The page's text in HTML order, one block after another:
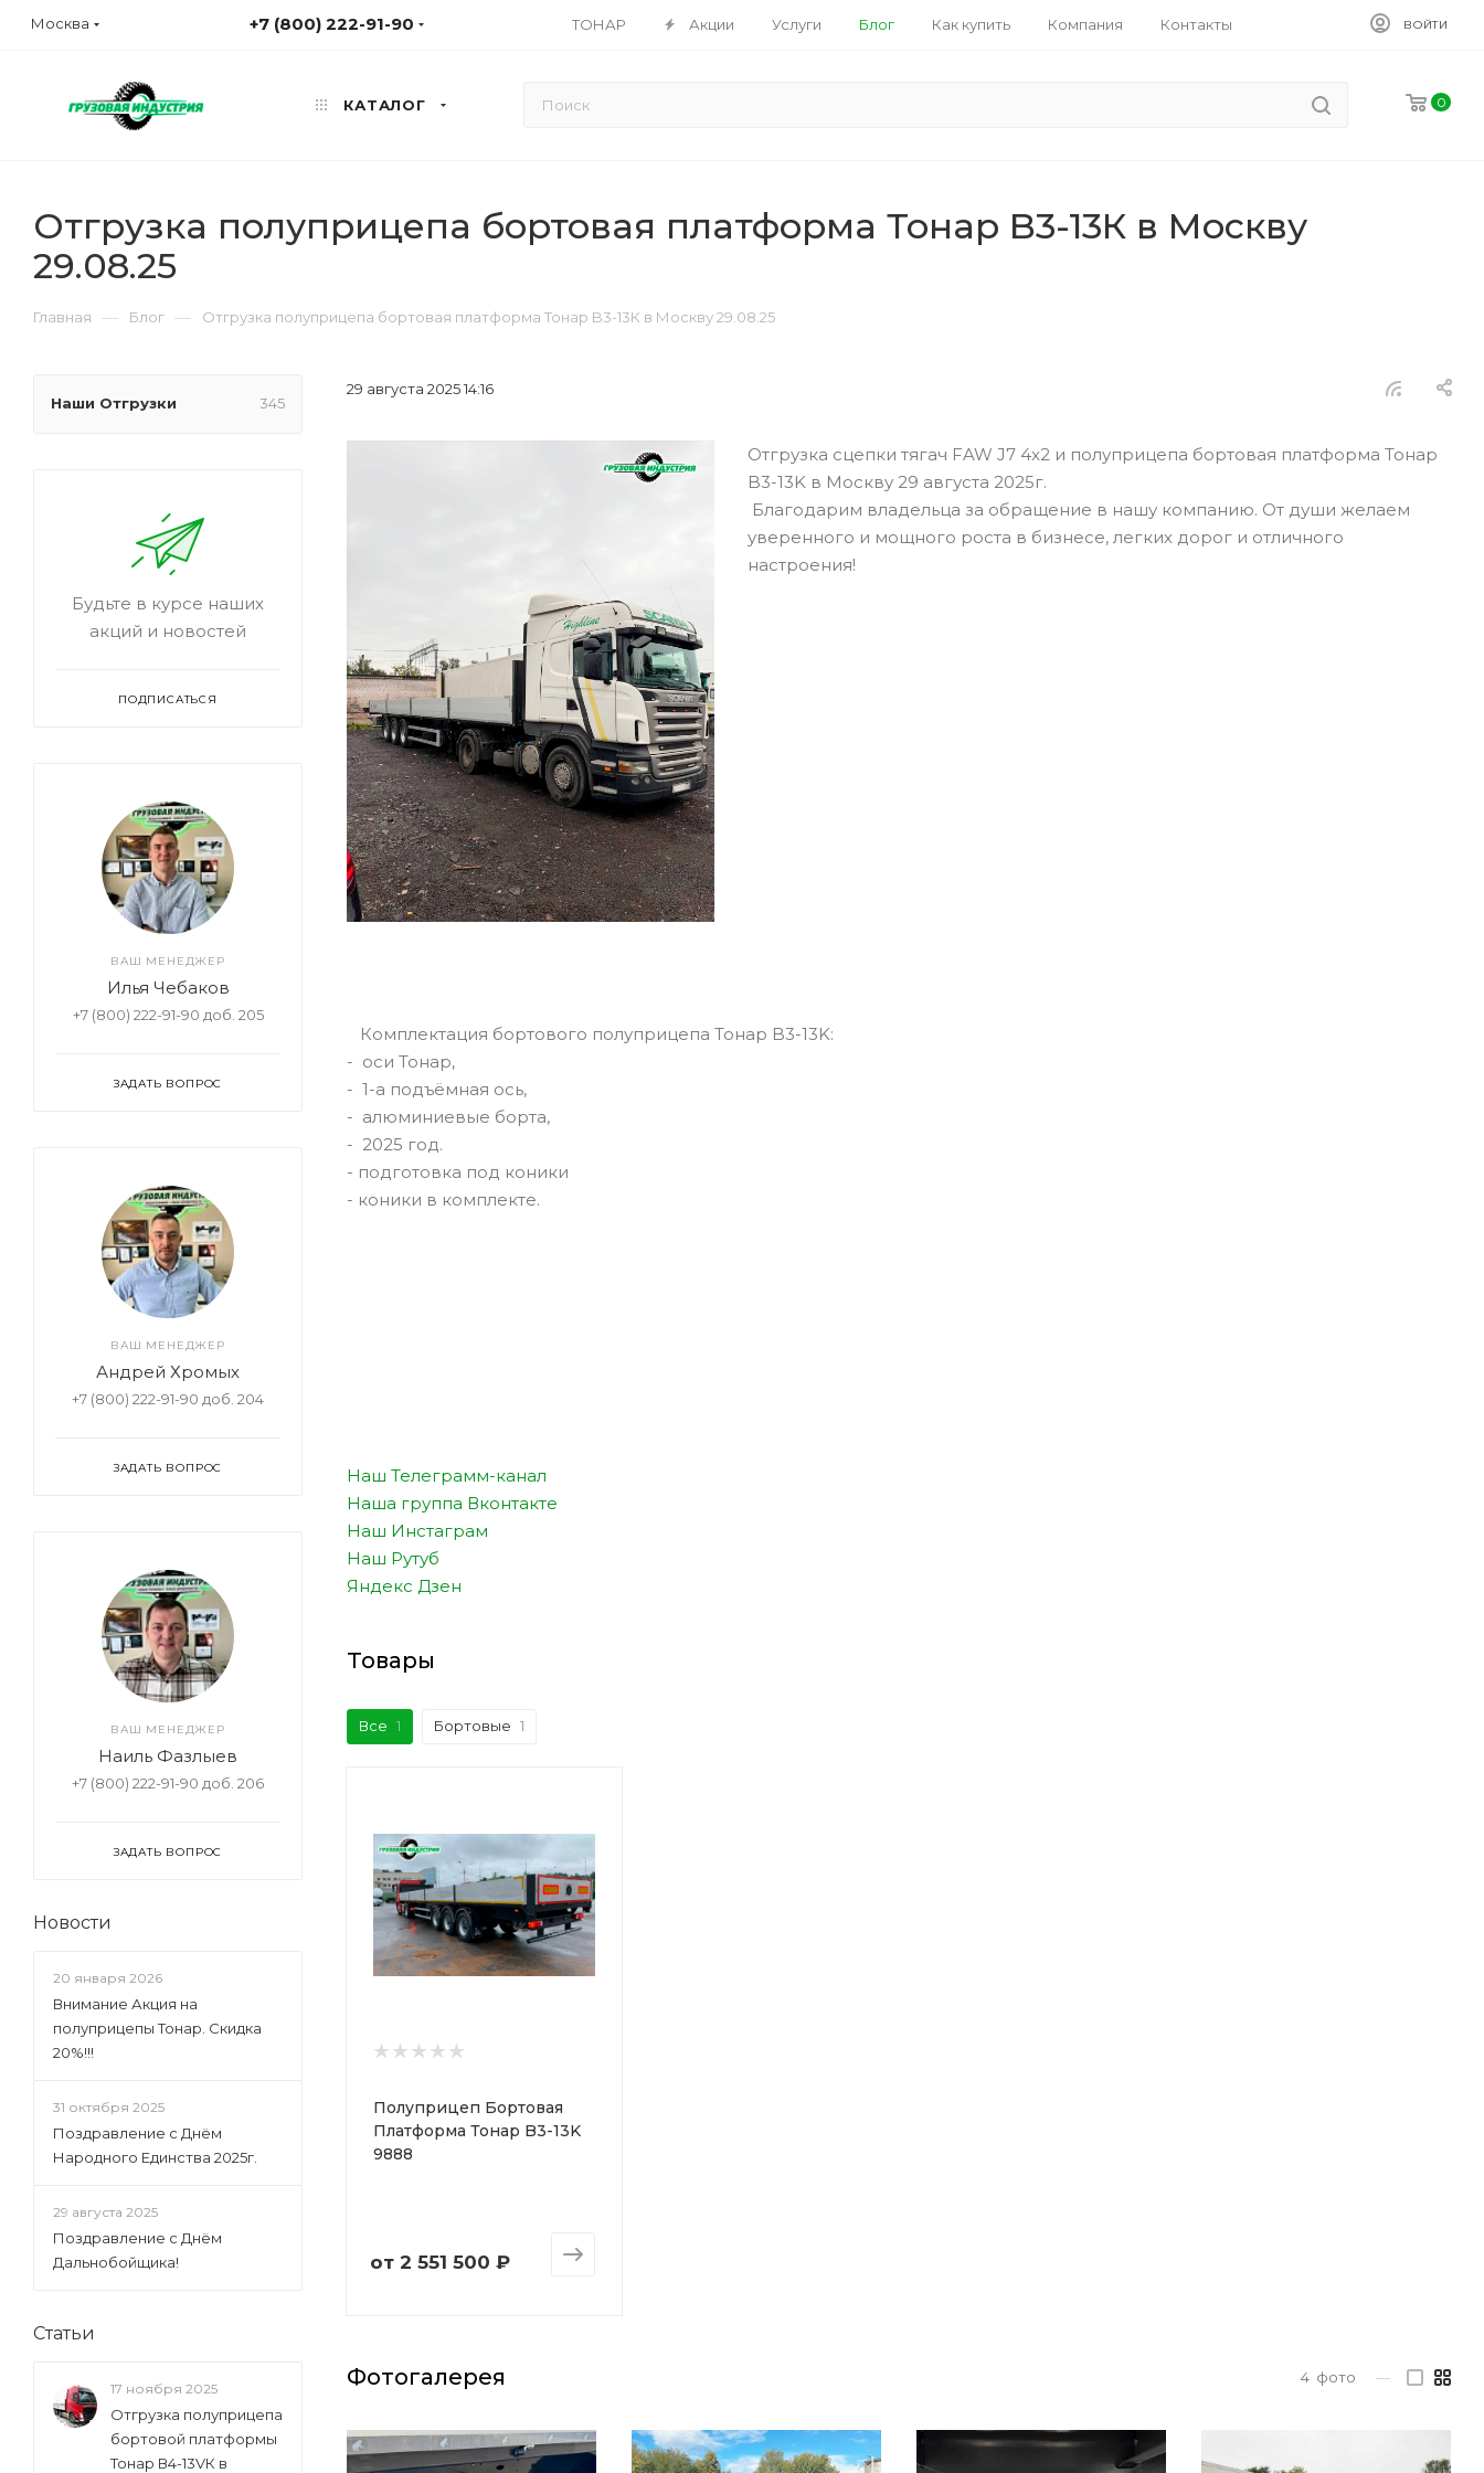
Москва +7 (800) 222-91-90 ТОНАР Акции Услуги Блог Как купить Компания Контакты ВОЙТИ
КАТАЛОГ 0
Отгрузка полуприцепа бортовая платформа Тонар B3-13К в Москву
29.08.25
Главная — Блог — Отгрузка полуприцепа бортовая платформа Тонар B3-13К в Москву 29.08.25
29 августа 2025 14:16
Отгрузка сцепки тягач FAW J7 4x2 и полуприцепа бортовая платформа Тонар
B3-13K в Москву 29 августа 2025г.
Благодарим владельца за обращение в нашу компанию. От души желаем
уверенного и мощного роста в бизнесе, легких дорог и отличного
настроения!
Комплектация бортового полуприцепа Тонар B3-13K:
- оси Тонар,
- 1-а подъёмная ось,
- алюминиевые борта,
- 2025 год.
- подготовка под коники
- коники в комплекте.
Наш Телеграмм-канал
Наша группа Вконтакте
Наш Инстаграм
Наш Рутуб
Яндекс Дзен
Товары
Все 1 Бортовые 1
Полуприцеп Бортовая
Платформа Тонар B3-13K
9888
от 2 551 500 ₽
Фотогалерея 4 фото —
Наши Отгрузки 345
Будьте в курсе наших
акций и новостей
ПОДПИСАТЬСЯ
ВАШ МЕНЕДЖЕР
Илья Чебаков
+7 (800) 222-91-90 доб. 205
ЗАДАТЬ ВОПРОС
ВАШ МЕНЕДЖЕР
Андрей Хромых
+7 (800) 222-91-90 доб. 204
ЗАДАТЬ ВОПРОС
ВАШ МЕНЕДЖЕР
Наиль Фазлыев
+7 (800) 222-91-90 доб. 206
ЗАДАТЬ ВОПРОС
Новости
20 января 2026
Внимание Акция на
полуприцепы Тонар. Скидка
20%!!!
31 октября 2025
Поздравление с Днём
Народного Единства 2025г.
29 августа 2025
Поздравление с Днём
Дальнобойщика!
Статьи
17 ноября 2025
Отгрузка полуприцепа
бортовой платформы
Тонар В4-13VК в